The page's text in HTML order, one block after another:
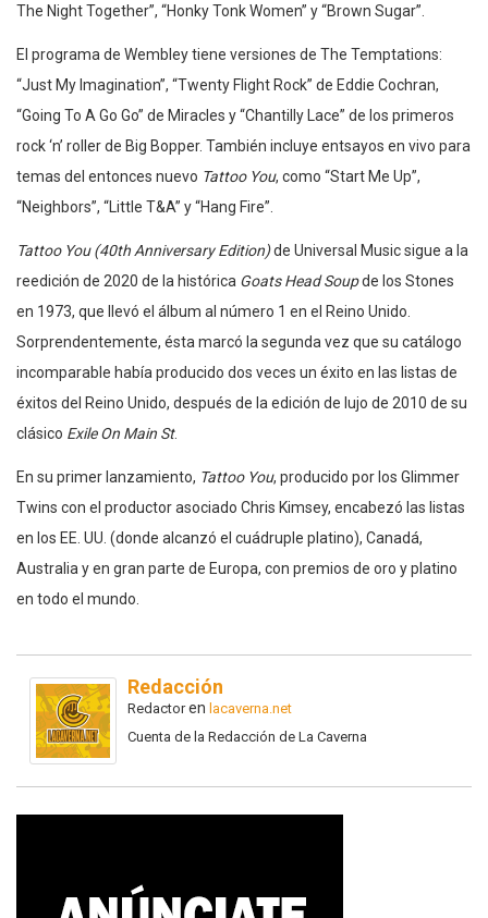
The Night Together”, “Honky Tonk Women” y “Brown Sugar”.
El programa de Wembley tiene versiones de The Temptations:
“Just My Imagination”, “Twenty Flight Rock” de Eddie Cochran,
“Going To A Go Go” de Miracles y “Chantilly Lace” de los primeros
rock ‘n’ roller de Big Bopper. También incluye entsayos en vivo para
temas del entonces nuevo Tattoo You, como “Start Me Up”,
“Neighbors”, “Little T&A” y “Hang Fire”.
Tattoo You (40th Anniversary Edition)de Universal Music sigue a la
reedición de 2020 de la histórica Goats Head Soupde los Stones
en 1973, que llevó el álbum al número 1 en el Reino Unido.
Sorprendentemente, ésta marcó la segunda vez que su catálogo
incomparable había producido dos veces un éxito en las listas de
éxitos del Reino Unido, después de la edición de lujo de 2010 de su
clásico Exile On Main St.
En su primer lanzamiento, Tattoo You, producido por los Glimmer
Twins con el productor asociado Chris Kimsey, encabezó las listas
en los EE. UU. (donde alcanzó el cuádruple platino), Canadá,
Australia y en gran parte de Europa, con premios de oro y platino
en todo el mundo.
Redacción
Redactoren lacaverna.net
Cuenta de la Redacción de La Caverna